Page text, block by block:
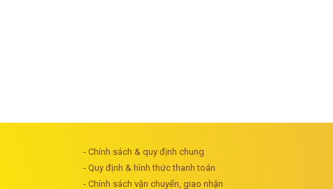
- Chính sách & quy định chung
- Quy định & hình thức thanh toán
- Chính sách vận chuyển, giao nhận